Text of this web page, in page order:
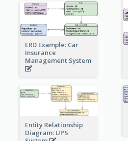
ERD Example: Car
Insurance
Management System
Entity Relationship
Diagram: UPS